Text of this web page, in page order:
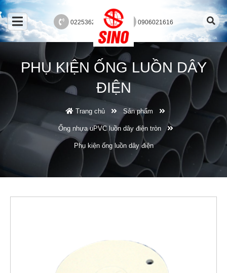
02253625689 0906021616
PHỤ KIỆN ỐNG LUỒN DÂY
ĐIỆN
Trang chủ Sản phẩm
Ống nhựa uPVC luồn dây điện tròn
Phụ kiện ống luồn dây điện